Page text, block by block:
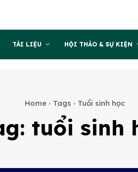
TÀI LIỆU HỘI THẢO & SỰ KIỆN
Home Tags Tuổi sinh học
tuổi sinh